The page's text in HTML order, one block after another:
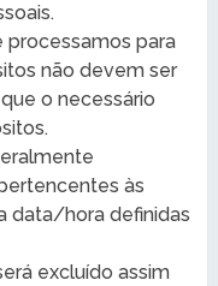
processamos para
não devem ser
o necessário
às
data/hora definidas
excluído assim